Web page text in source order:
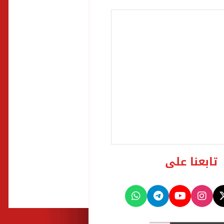
تابعنا على